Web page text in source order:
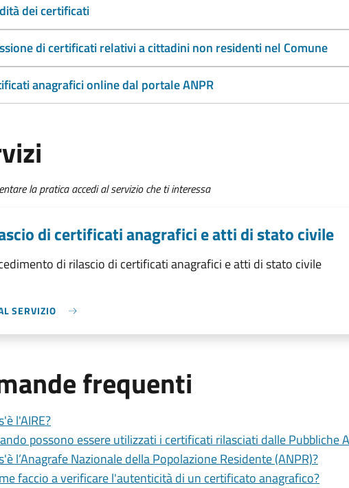
dei certificati
di certificati relativi a cittadini non residenti nel Comune
anagrafici online dal portale ANPR
la pratica accedi al servizio che ti interessa
di certificati anagrafici e atti di stato civile
di rilascio di certificati anagrafici e atti di stato civile
SERVIZIO
frequenti
l'AIRE?
possono essere utilizzati i certificati rilasciati dalle Pubbliche
l’Anagrafe Nazionale della Popolazione Residente (ANPR)?
faccio a verificare l'autenticità di un certificato anagrafico?